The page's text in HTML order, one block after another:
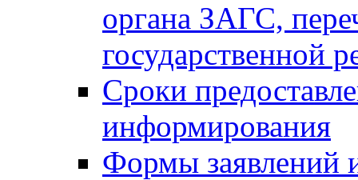
органа ЗАГС,
государственной
Сроки
информирования
Формы заявлений